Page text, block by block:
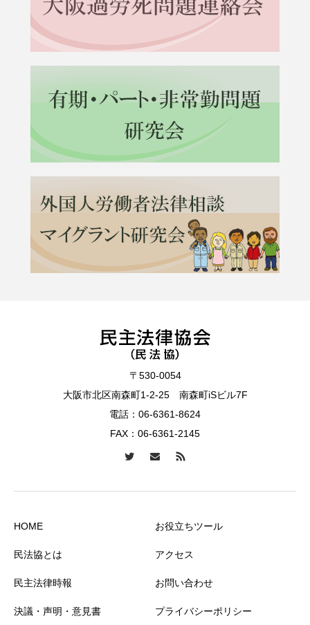
〒530-0054
大阪市北区南森町1-2-25 南森町iSビル7F
電話： 06-6361-8624
FAX：06-6361-2145
HOME
民法協とは
民主法律時報
決議・声明・意見書
お役立ちツール
アクセス
お問い合わせ
プライバシーポリシー